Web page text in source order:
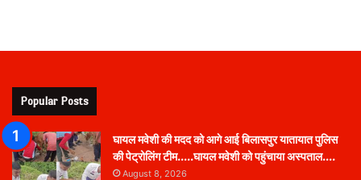
Popular Posts
घायल मवेशी की मदद को आगे आई बिलासपुर यातायात पुलिस
की पेट्रोलिंग टीम…..घायल मवेशी को पहुंचाया अस्पताल….
August 8, 2026